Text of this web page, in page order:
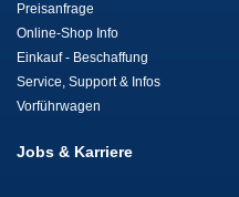
Preisanfrage
Online-Shop Info
Einkauf - Beschaffung
Service, Support & Infos
Vorführwagen
Jobs & Karriere